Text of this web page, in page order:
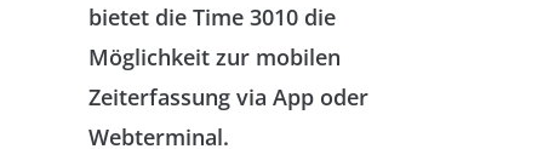
bietet die Time 3010 die
Möglichkeit zur mobilen
Zeiterfassung via App oder
Webterminal.